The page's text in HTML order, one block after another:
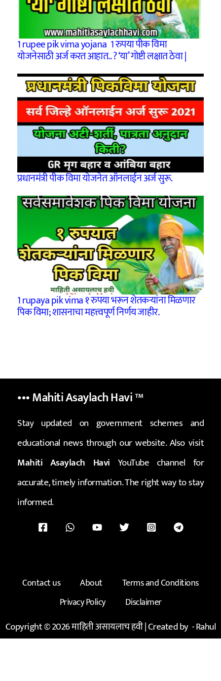
1 rupee pik vima yojana 1 रुपया पीक विमा
योजनेसाठी अर्ज करत आहात.. ? ‘या’ गोष्टी लक्षात ठेवा |
प्रधानमंत्री पीक विमा योजनेत ऑनलाईन अर्ज सुरू.
1 rupaya pik vima १ रुपया भरून शेतकऱ्यांना मिळणार
पिक विमा; शासनाचा महत्त्वपूर्ण निर्णय जाहीर.
••• Mahiti Asaylach Havi™
Stay updated on government schemes and
educational news through our website. Also visit
Mahiti Asaylach Havi YouTube channel for
accurate, timely information. The right way to stay
informed.
Contact us About
Terms and Conditions
Privacy Policy
Disclaimer
Copyright © 2026 माहिती असायलाच हवी | Created by -Rahul